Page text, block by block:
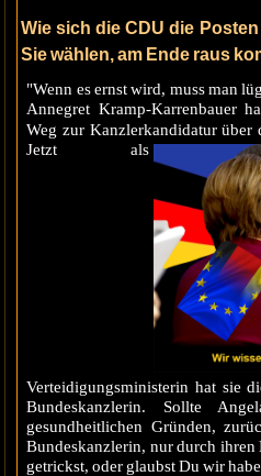
Wie sich die CDU die
Sie wählen, am Ende raus
"Wenn es ernst wird, muss man
Annegret Kramp-Karrenbauer
Weg zur Kanzlerkandidatur über
Jetzt als
Verteidigungsministerin hat sie
Bundeskanzlerin. Sollte
gesundheitlichen Gründen,
Bundeskanzlerin, nur durch
getrickst, oder glaubst Du wir